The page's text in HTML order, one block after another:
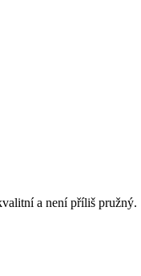
a není příliš pružný.